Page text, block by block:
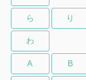
ら り
わ
A B